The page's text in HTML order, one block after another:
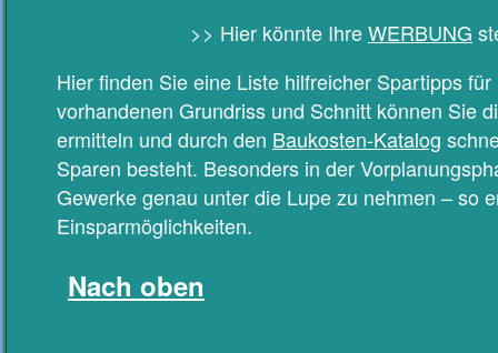
>> Hier könnte IhreWERBUNG
Hier finden Sie eine Liste hilfreicher Spartipps
vorhandenen Grundriss und Schnitt können Sie
ermitteln und durch den Baukosten-Katalog
Sparen besteht. Besonders in der
Gewerke genau unter die Lupe zu nehmen – so
Einsparmöglichkeiten.
Nach oben